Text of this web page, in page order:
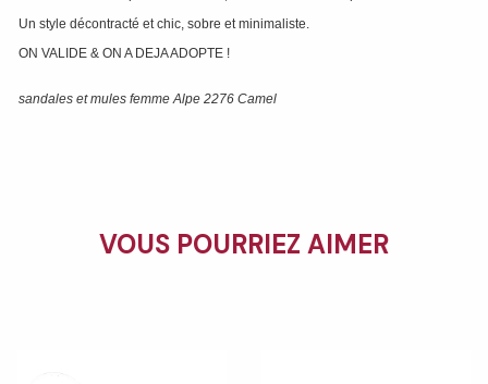
Un style décontracté et chic, sobre et minimaliste.
ON VALIDE & ON A DEJA ADOPTE !
sandales et mules femme Alpe 2276 Camel
VOUS POURRIEZ AIMER